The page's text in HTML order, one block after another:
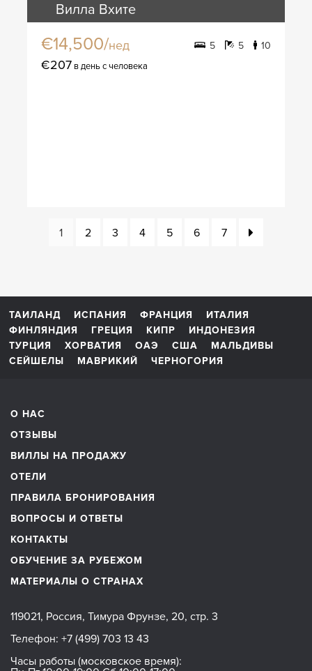
Вилла Вхите
€14,500/нед 5 5 10
€207 в день с человека
1 2 3 4 5 6 7
ТАИЛАНД ИСПАНИЯ ФРАНЦИЯ
ИТАЛИЯ
ФИНЛЯНДИЯ
ГРЕЦИЯ КИПР
ИНДОНЕЗИЯ
ТУРЦИЯ
ХОРВАТИЯ ОАЭ США
МАЛЬДИВЫ
СЕЙШЕЛЫ
МАВРИКИЙ ЧЕРНОГОРИЯ
О НАС
ОТЗЫВЫ
ВИЛЛЫ НА ПРОДАЖУ
ОТЕЛИ
ПРАВИЛА БРОНИРОВАНИЯ
ВОПРОСЫ И ОТВЕТЫ
КОНТАКТЫ
ОБУЧЕНИЕ ЗА РУБЕЖОМ
МАТЕРИАЛЫ О СТРАНАХ
119021, Россия, Тимура Фрунзе, 20, стр. 3
Телефон: +7 (499) 703 13 43
Часы работы (московское время):